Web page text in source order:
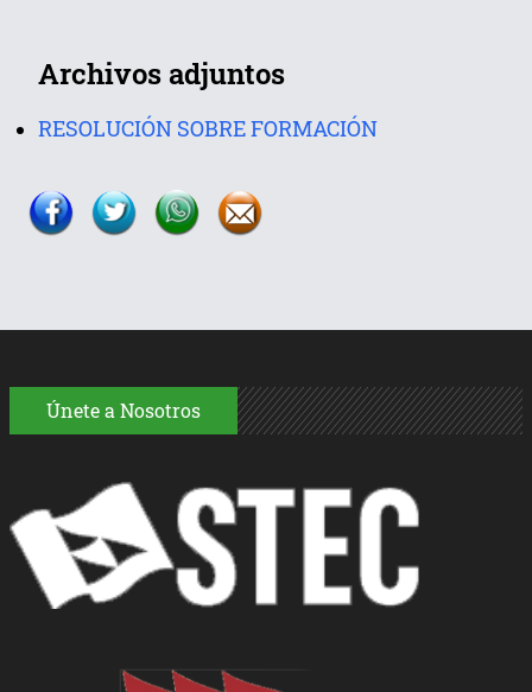
Archivos adjuntos
RESOLUCIÓN SOBRE FORMACIÓN
Únete a Nosotros